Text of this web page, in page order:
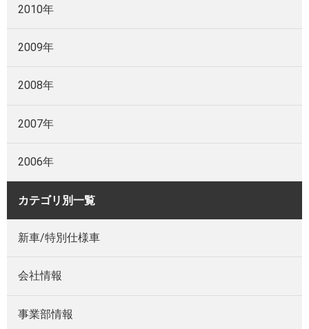
2010年
2009年
2008年
2007年
2006年
カテゴリ別一覧
新車/特別仕様車
会社情報
事業部情報